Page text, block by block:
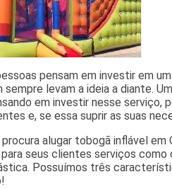
pensam em investir em
sempre levam a ideia a diante.
em investir nesse serviço,
e, se essa suprir as suas
alugar tobogã inflável
seus clientes serviços como
Possuímos três